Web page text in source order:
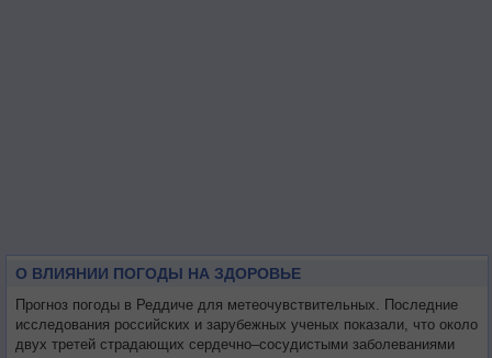
О ВЛИЯНИИ ПОГОДЫ НА ЗДОРОВЬЕ
Прогноз погоды в Реддиче для метеочувствительных. Последние
исследования российских и зарубежных ученых показали, что около
двух третей страдающих сердечно–сосудистыми заболеваниями